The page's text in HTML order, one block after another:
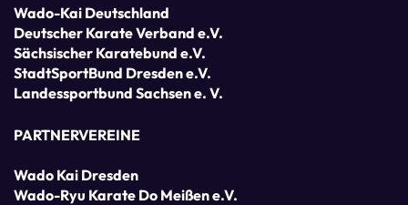
Wado-Kai Deutschland
Deutscher Karate Verband e.V.
Sächsischer Karatebund e.V.
StadtSportBund Dresden e.V.
Landessportbund Sachsen e. V.
PARTNERVEREINE
Wado Kai Dresden
Wado-Ryu Karate Do Meißen e.V.